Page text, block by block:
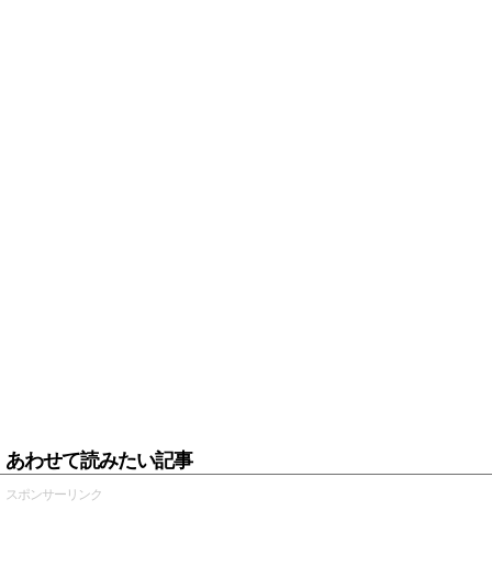
あわせて読みたい記事
スポンサーリンク